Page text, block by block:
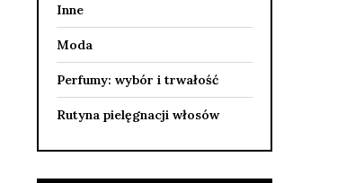
Inne
Moda
Perfumy: wybór i trwałość
Rutyna pielęgnacji włosów